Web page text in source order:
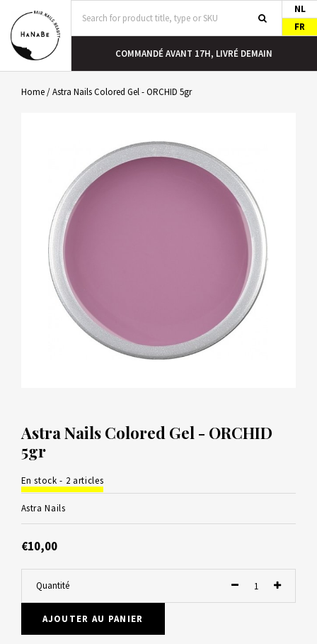
NL
FR
COMMANDÉ AVANT 17H, LIVRÉ DEMAIN
Home/Astra Nails Colored Gel - ORCHID 5gr
Astra Nails Colored Gel - ORCHID
5gr
En stock - 2 articles
Astra Nails
€10,00
Quantité
AJOUTER AU PANIER